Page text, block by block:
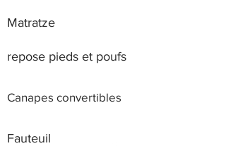
Matratze
repose pieds et poufs
Canapes convertibles
Fauteuil